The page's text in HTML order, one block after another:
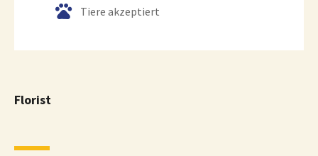
Tiere akzeptiert
Florist